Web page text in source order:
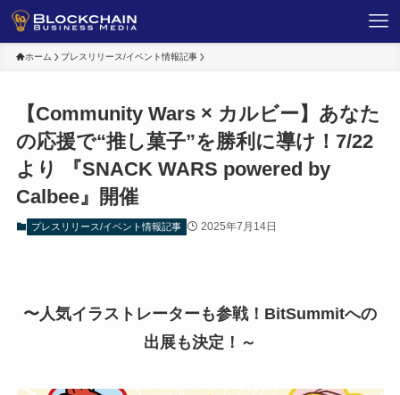
ホーム プレスリリース/イベント情報記事
【Community Wars × カルビー】あなた
の応援で“推し菓⼦”を勝利に導け！7/22
より 『SNACK WARS powered by
Calbee』開催
プレスリリース/イベント情報記事 2025年7月14日
〜⼈気イラストレーターも参戦！BitSummitへの
出展も決定！～